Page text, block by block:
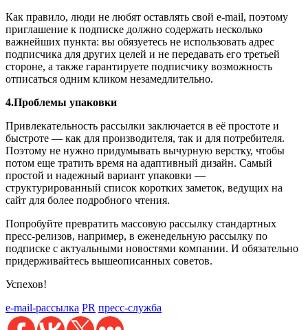
Как правило, люди не любят оставлять свой e-mail, поэтому
приглашение к подписке должно содержать несколько
важнейших пункта: вы обязуетесь не использовать адрес
подписчика для других целей и не передавать его третьей
стороне, а также гарантируете подписчику возможность
отписаться одним кликом незамедлительно.
4.Проблемы упаковки
Привлекательность рассылки заключается в её простоте и
быстроте — как для производителя, так и для потребителя.
Поэтому не нужно придумывать вычурную верстку, чтобы
потом еще тратить время на адаптивный дизайн. Самый
простой и надежный вариант упаковки —
структурированный список коротких заметок, ведущих на
сайт для более подробного чтения.
Попробуйте превратить массовую рассылку стандартных
пресс-релизов, например, в еженедельную рассылку по
подписке с актуальными новостями компании. И обязательно
придерживайтесь вышеописанных советов.
Успехов!
e-mail-рассылка PR пресс-служба